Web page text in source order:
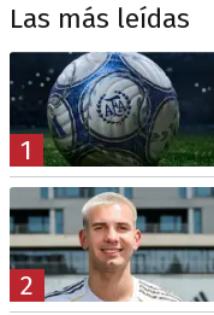
Las más leídas
1
2